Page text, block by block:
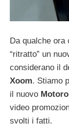
Da qualche
“ritratto” un
considerano il
Xoom. Stiamo
il nuovo
video
svolti i fatti.